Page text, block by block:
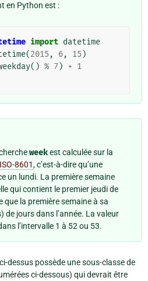
en Python est :
import datetime
(2015 , 6, 15 )
() % 7 ) + 1
weekest calculée sur la
ISO-8601, c’est-à-dire qu’une
un lundi. La première semaine
qui contient le premier jeudi de
que la première semaine à sa
de jours dans l’année. La valeur
l’intervalle 1 à 52 ou 53.
ci-dessus possède une sous-classe de
ci-dessous) qui devrait être